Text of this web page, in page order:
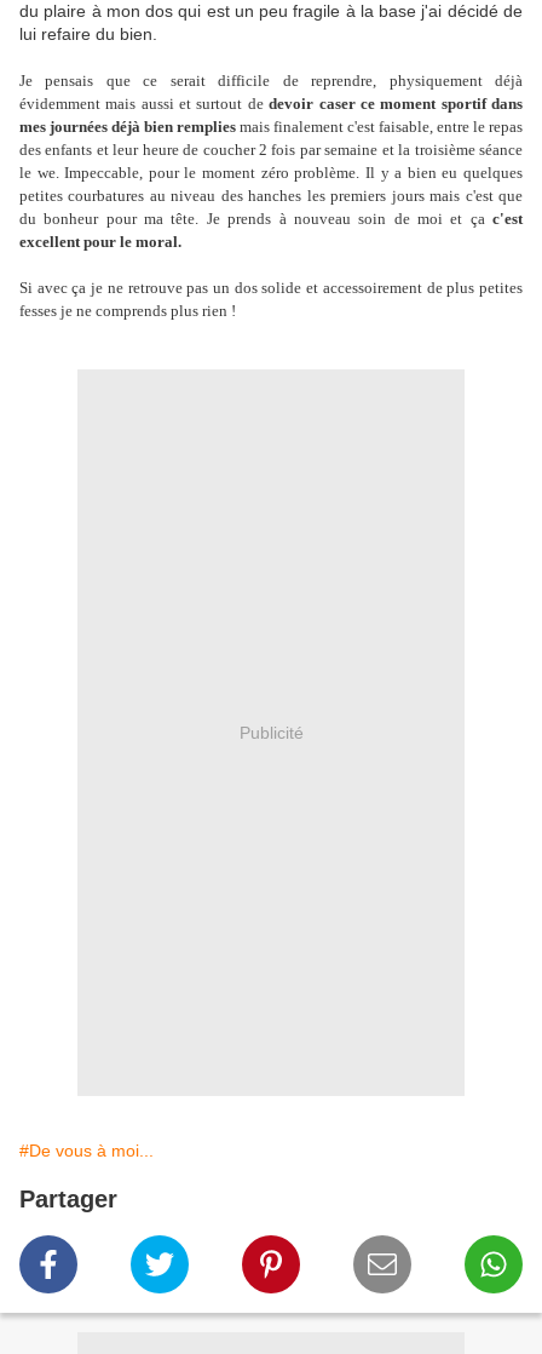
du plaire à mon dos qui est un peu fragile à la base j'ai décidé de
lui refaire du bien.
Je pensais que ce serait difficile de reprendre, physiquement déjà
évidemment mais aussi et surtout dedevoir caser ce moment sportif dans
mes journées déjà bien remplies mais finalement c'est faisable, entre le repas
des enfants et leur heure de coucher 2 fois par semaine et la troisième séance
le we. Impeccable, pour le moment zéro problème. Il y a bien eu quelques
petites courbatures au niveau des hanches les premiers jours mais c'est que
du bonheur pour ma tête. Je prends à nouveau soin de moi et ça c'est
excellent pour le moral.
Si avec ça je ne retrouve pas un dos solide et accessoirement de plus petites
fesses je ne comprends plus rien !
Publicité
#De vous à moi...
Partager